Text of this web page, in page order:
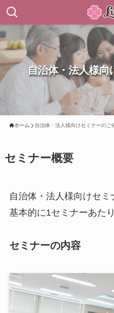
自治体・法人様向
ホーム 自治体・法人様向けセミナーのご
セミナー概要
自治体・法人様向けセミ
基本的に1セミナーあた
セミナーの内容